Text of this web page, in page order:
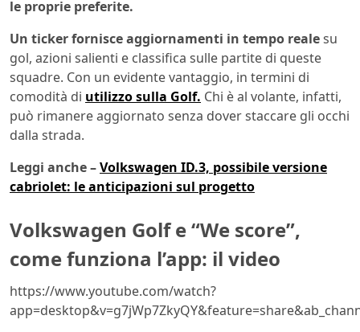
le proprie preferite.
Un ticker fornisce aggiornamenti in tempo realesu
gol, azioni salienti e classifica sulle partite di queste
squadre. Con un evidente vantaggio, in termini di
comodità di utilizzo sulla Golf. Chi è al volante, infatti,
può rimanere aggiornato senza dover staccare gli occhi
dalla strada.
Leggi anche –Volkswagen ID.3, possibile versione
cabriolet: le anticipazioni sul progetto
Volkswagen Golf e “We score”,
come funziona l’app: il video
https://www.youtube.com/watch?